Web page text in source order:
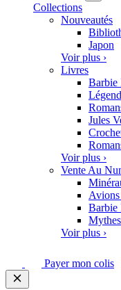
Collections
Nouveautés
Japon
Voir plus ›
Livres
Barbie
Jules
Voir plus ›
Vente Au
Barbie
Voir plus ›
Payer mon colis